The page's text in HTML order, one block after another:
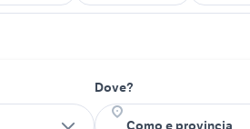
Dove?